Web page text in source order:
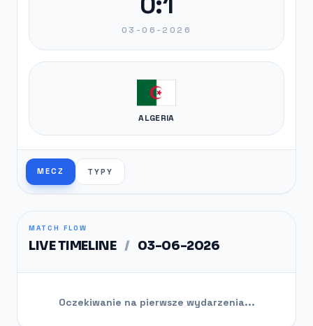
03-06-2026
ALGERIA
MECZ TYPY
MATCH FLOW
LIVE TIMELINE / 03-06-2026
Oczekiwanie na pierwsze wydarzenia...